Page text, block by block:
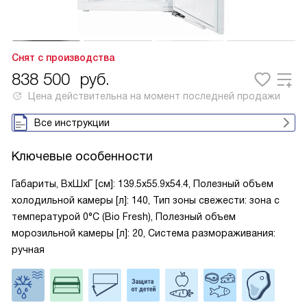
Снят с производства
838 500 руб.
Цена действительна на момент последней продажи
Все инструкции
Ключевые особенности
Габариты, ВxШxГ [см]: 139.5x55.9x54.4, Полезный объем
холодильной камеры [л]: 140, Тип зоны свежести: зона с
температурой 0°C (Bio Fresh), Полезный объем
морозильной камеры [л]: 20, Система размораживания:
ручная